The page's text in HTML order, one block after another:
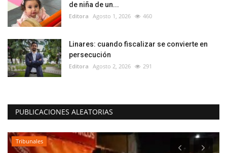
de niña de un...
Editora Agosto 1, 2026 460
Linares: cuando fiscalizar se convierte en
persecución
Editora Agosto 2, 2026 291
PUBLICACIONES ALEATORIAS
Policial